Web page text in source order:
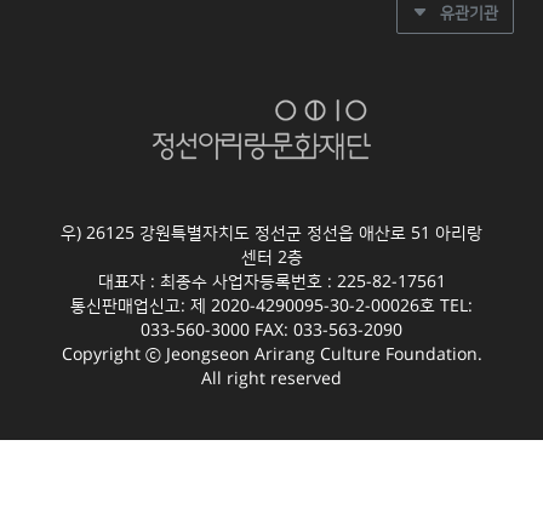
유관기관
우) 26125 강원특별자치도 정선군 정선읍 애산로 51 아리랑
센터 2층
대표자 : 최종수 사업자등록번호 : 225-82-17561
통신판매업신고: 제 2020-4290095-30-2-00026호 TEL:
033-560-3000 FAX: 033-563-2090
Copyright ⓒ Jeongseon Arirang Culture Foundation.
All right reserved